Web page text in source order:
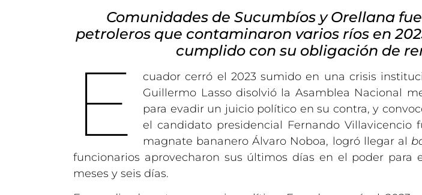
Comunidades de Sucumbíos y Orellana
petroleros que contaminaron varios ríos en
cumplido con su obligación de
E
cuador cerró el 2023 sumido en una crisis
Guillermo Lasso disolvió la Asamblea Nacional
para evadir un juicio político en su contra, y
el candidato presidencial Fernando Villavicencio
magnate bananero Álvaro Noboa, logró llegar al
funcionarios aprovecharon sus últimos días en el poder para
meses y seis días.